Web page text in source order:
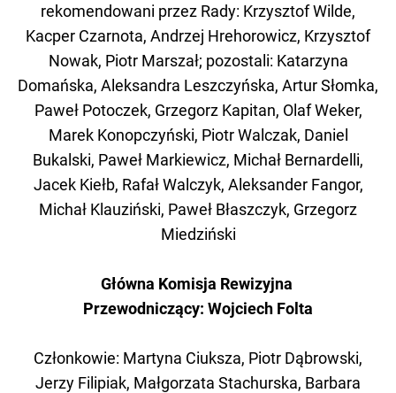
rekomendowani przez Rady: Krzysztof Wilde,
Kacper Czarnota, Andrzej Hrehorowicz, Krzysztof
Nowak, Piotr Marszał; pozostali: Katarzyna
Domańska, Aleksandra Leszczyńska, Artur Słomka,
Paweł Potoczek, Grzegorz Kapitan, Olaf Weker,
Marek Konopczyński, Piotr Walczak, Daniel
Bukalski, Paweł Markiewicz, Michał Bernardelli,
Jacek Kiełb, Rafał Walczyk, Aleksander Fangor,
Michał Klauziński, Paweł Błaszczyk, Grzegorz
Miedziński
Główna Komisja Rewizyjna
Przewodniczący: Wojciech Folta
Członkowie: Martyna Ciuksza, Piotr Dąbrowski,
Jerzy Filipiak, Małgorzata Stachurska, Barbara